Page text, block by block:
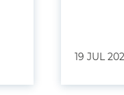
19 JUL